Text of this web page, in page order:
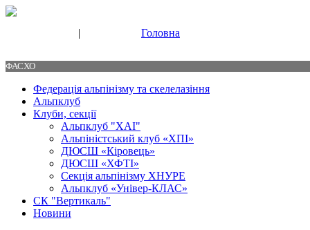
| Головна
ФАСХО
Федерація альпінізму та скелелазіння
Альпклуб
Клуби, секції
Альпклуб "ХАІ"
Альпіністський клуб «ХПІ»
ДЮСШ «Кіровець»
ДЮСШ «ХФТІ»
Секція альпінізму ХНУРЕ
Альпклуб «Універ-КЛАС»
СК "Вертикаль"
Новини